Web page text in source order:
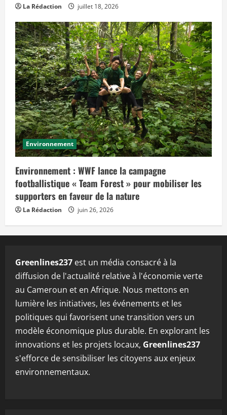
La Rédaction juillet 18, 2026
Environnement
Environnement : WWF lance la campagne
footballistique « Team Forest » pour mobiliser les
supporters en faveur de la nature
La Rédaction juin 26, 2026
Greenlines237 est un média consacré à la
diffusion de l'actualité relative à l'économie verte
au Cameroun et en Afrique. Nous mettons en
lumière les initiatives, les événements et les
politiques qui favorisent une transition vers un
modèle économique plus durable. En explorant les
innovations et les projets locaux, Greenlines237
s'efforce de sensibiliser les citoyens aux enjeux
environnementaux.